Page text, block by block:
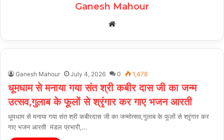
Ganesh Mahour
Website
Ganesh Mahour July 4, 2026 0 1,478
धूमधाम से मनाया गया संत श्री कबीर दास जी का जन्म
उत्सव,गुलाब के फूलों से श्रृंगार कर गाए भजन आरती
धूमधाम से मनाया गया संत श्री कबीरदास जी का जन्मोत्सव,गुलाब के फूलों से श्रृंगार कर
गाए भजन आरती मंडल प्रभारी,…